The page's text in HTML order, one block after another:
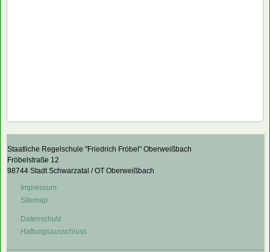
Staatliche Regelschule "Friedrich Fröbel" Oberweißbach
Fröbelstraße 12
98744 Stadt Schwarzatal / OT Oberweißbach
Impressum
Sitemap
Datenschutz
Haftungsausschluss